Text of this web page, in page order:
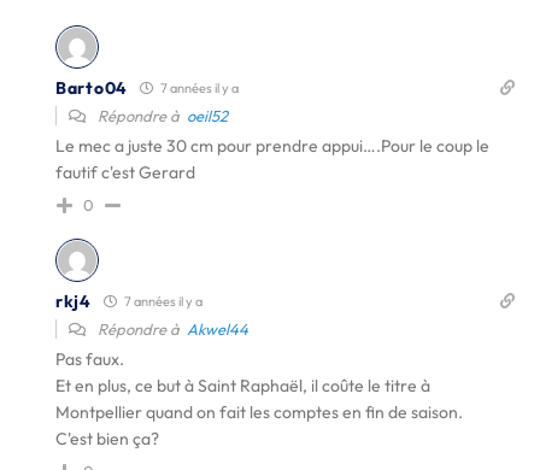
Barto04 7 années il y a
Répondre à oeil52
Le mec a juste 30 cm pour prendre appui….Pour le coup le
fautif c'est Gerard
0
rkj4 7 années il y a
Répondre à Akwel44
Pas faux.
Et en plus, ce but à Saint Raphaël, il coûte le titre à
Montpellier quand on fait les comptes en fin de saison.
C'est bien ça?